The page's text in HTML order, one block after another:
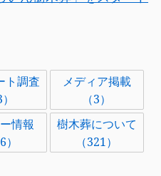
ト調査
メディア掲載
（3）
情報
）
樹木葬について
（321）